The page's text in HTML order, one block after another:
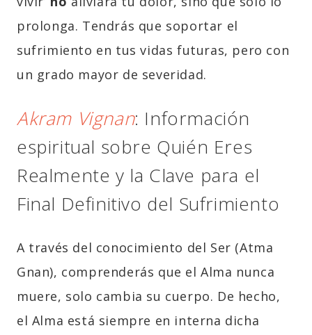
prolonga. Tendrás que soportar el
sufrimiento en tus vidas futuras, pero con
un grado mayor de severidad.
Akram Vignan: Información
espiritual sobre Quién Eres
Realmente y la Clave para el
Final Definitivo del Sufrimiento
A través del conocimiento del Ser (Atma
Gnan), comprenderás que el Alma nunca
muere, solo cambia su cuerpo. De hecho,
el Alma está siempre en interna dicha